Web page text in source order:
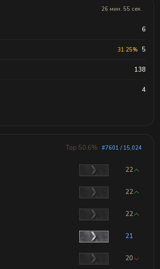
26 мин. 55 сек.
6
31.25% 5
138
4
Top 50.6% #7601 / 15,024
22
22
22
21
20